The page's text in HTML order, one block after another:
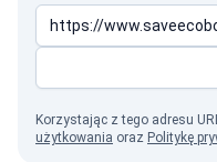
Korzystając z tego adresu
użytkowania oraz Politykę